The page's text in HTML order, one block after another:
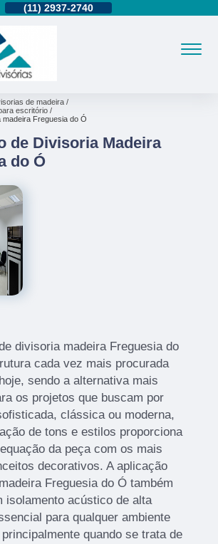
(11) 2937-2740
de madeira
escritório
madeira Freguesia do Ó
de Divisoria Madeira
do Ó
divisoria madeira Freguesia do
cada vez mais procurada
sendo a alternativa mais
os projetos que buscam por
clássica ou moderna,
de tons e estilos proporciona
da peça com os mais
decorativos. A aplicação
Freguesia do Ó também
isolamento acústico de alta
para qualquer ambiente
quando se trata de